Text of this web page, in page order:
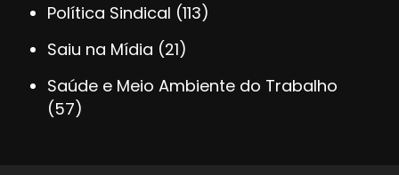
Política Sindical (113)
Saiu na Mídia (21)
Saúde e Meio Ambiente do Trabalho
(57)